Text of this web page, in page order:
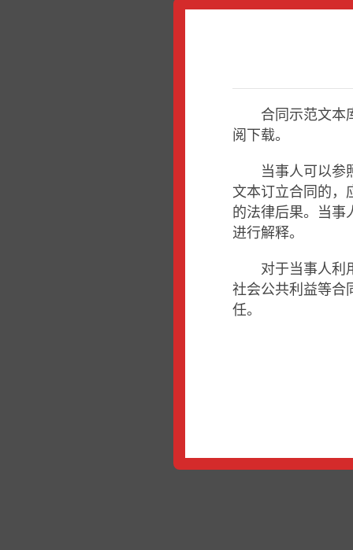
合同示范文本
阅下载。
当事人可以参
文本订立合同的，
的法律后果。当事
进行解释。
对于当事人利
社会公共利益等合
任。